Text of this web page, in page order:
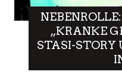
„KRANKE
STASI-STORY